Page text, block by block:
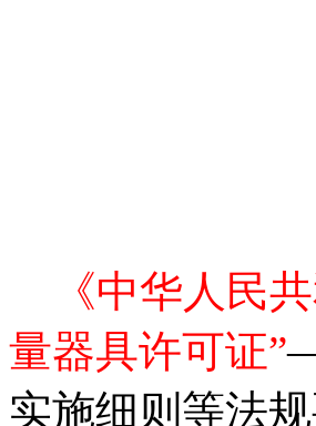
《中华人民
量器具许可证”
实施细则等法规